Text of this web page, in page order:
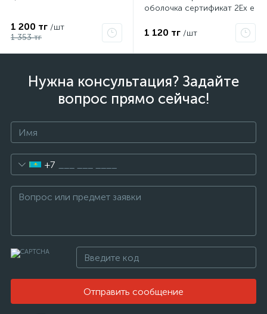
1 200 тг /шт
1 353 тг
оболочка сертификат 2Ex e
PHC-30
1 120 тг /шт
Нужна консультация? Задайте
вопрос прямо сейчас!
+7
Отправить сообщение